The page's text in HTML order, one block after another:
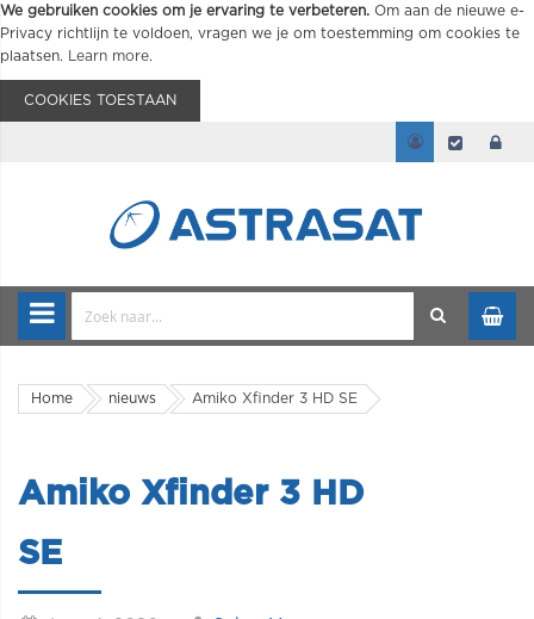
We gebruiken cookies om je ervaring te verbeteren. Om aan de nieuwe e-
Privacy richtlijn te voldoen, vragen we je om toestemming om cookies te
plaatsen.
Learn more.
COOKIES TOESTAAN
Home nieuws Amiko Xfinder 3 HD SE
Amiko Xfinder 3 HD
SE